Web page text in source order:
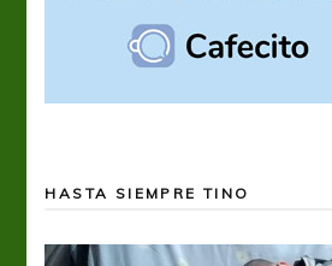
HASTA SIEMPRE TINO